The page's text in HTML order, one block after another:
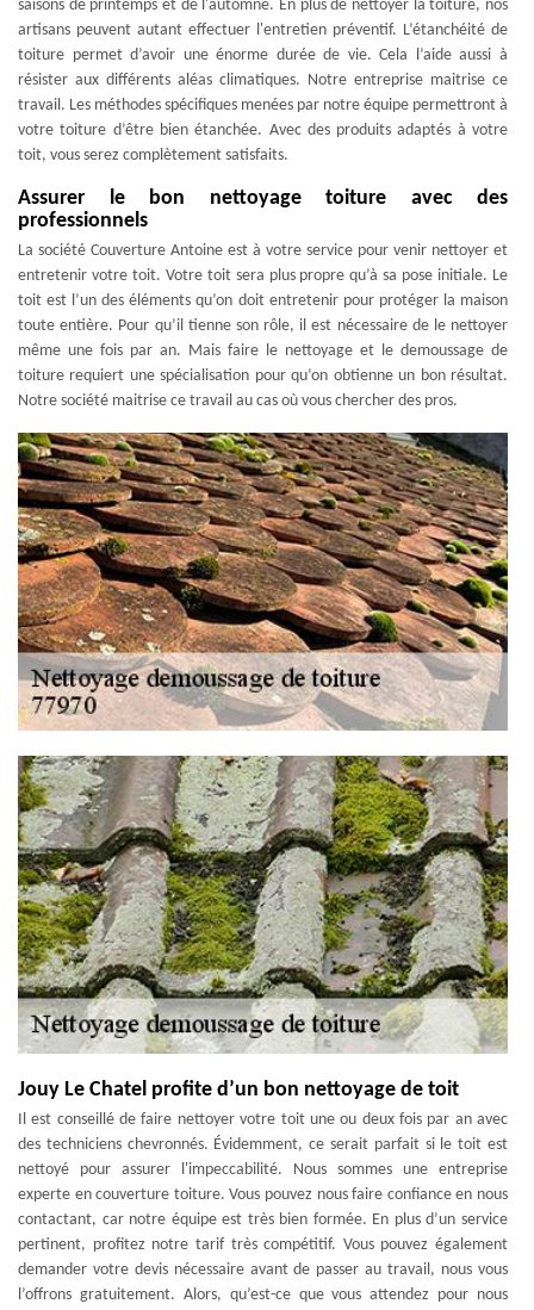
saisons de printemps et de l'automne. En plus de nettoyer la toiture, nos
artisans peuvent autant effectuer l'entretien préventif. L’étanchéité de
toiture permet d’avoir une énorme durée de vie. Cela l’aide aussi à
résister aux différents aléas climatiques. Notre entreprise maitrise ce
travail. Les méthodes spécifiques menées par notre équipe permettront à
votre toiture d’être bien étanchée. Avec des produits adaptés à votre
toit, vous serez complètement satisfaits.
Assurer le bon nettoyage toiture avec des
professionnels
La société Couverture Antoine est à votre service pour venir nettoyer et
entretenir votre toit. Votre toit sera plus propre qu’à sa pose initiale. Le
toit est l’un des éléments qu’on doit entretenir pour protéger la maison
toute entière. Pour qu’il tienne son rôle, il est nécessaire de le nettoyer
même une fois par an. Mais faire le nettoyage et le demoussage de
toiture requiert une spécialisation pour qu’on obtienne un bon résultat.
Notre société maitrise ce travail au cas où vous chercher des pros.
Jouy Le Chatel profite d’un bon nettoyage de toit
Il est conseillé de faire nettoyer votre toit une ou deux fois par an avec
des techniciens chevronnés. Évidemment, ce serait parfait si le toit est
nettoyé pour assurer l'impeccabilité. Nous sommes une entreprise
experte en couverture toiture. Vous pouvez nous faire confiance en nous
contactant, car notre équipe est très bien formée. En plus d’un service
pertinent, profitez notre tarif très compétitif. Vous pouvez également
demander votre devis nécessaire avant de passer au travail, nous vous
l’offrons gratuitement. Alors, qu’est-ce que vous attendez pour nous